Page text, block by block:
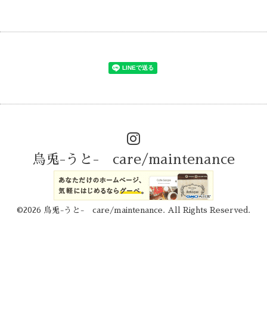
烏兎-うと- care/maintenance
©2026 烏兎-うと- care/maintenance . All Rights Reserved.